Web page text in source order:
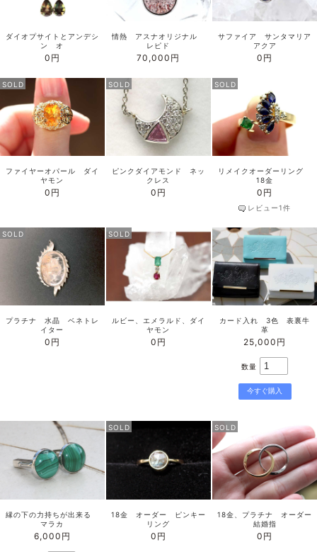
ダイオプサイトとアンデシ
ン オ
0円
情熱 アスナオリジナル
レピド
70,000円
サファイア サンタマリア
アクア
0円
SOLD
ファイヤーオパール ダイ
ヤモン
0円
SOLD
ピンクダイアモンド ネッ
クレス
0円
SOLD
リメイクオーダーリング
18金
0円
レビュー1件
SOLD
プラチナ 水晶 ベネトレ
イター
0円
SOLD
ルビー、エメラルド、ダイ
ヤモン
0円
カード入れ 3色 表裏牛
革
25,000円
数量
縁の下の力持ちが出来る
マラカ
6,000円
SOLD
18金 オーダー ピンキー
リング
0円
SOLD
18金、プラチナ オーダー
結婚指
0円